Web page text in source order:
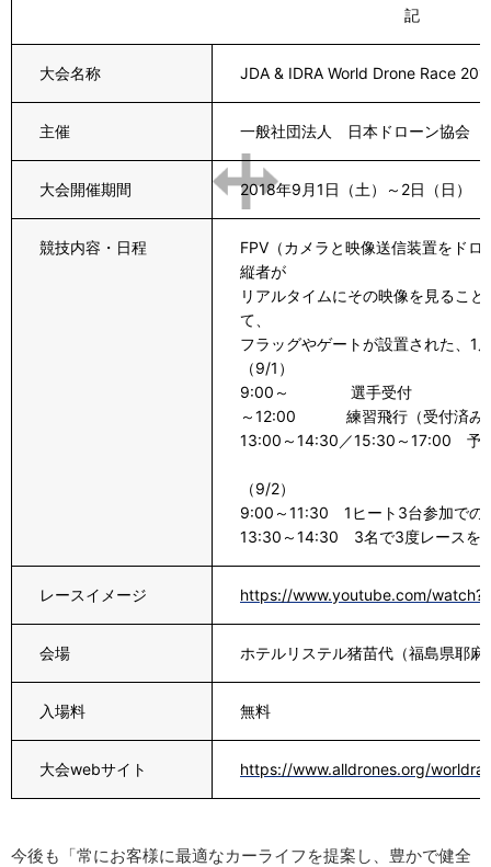
記
大会名称 JDA & IDRA World Drone Race
主催 一般社団法人 日本ドローン協会（
大会開催期間 2018年9月1日（土）～2日（日）
競技内容・日程
FPV（カメラと映像送信装置をド
縦者が
リアルタイムにその映像を見るこ
て、
フラッグやゲートが設置された、1
（9/1）
9:00～ 選手受付
～12:00 練習飛行（受付済み選
13:00～14:30／15:30～17:00 予
（9/2）
9:00～11:30 1ヒート3台参加での
13:30～14:30 3名で3度レースを
レースイメージ https://www.youtube.com/
会場 ホテルリステル猪苗代（福島県耶
入場料 無料
大会webサイト https://www.alldrones.org/
今後も「常にお客様に最適なカーライフを提案し、豊かで健全